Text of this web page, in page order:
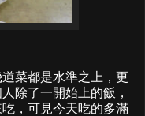
菜都是水準之上，更
除了一開始上的飯，
，可見今天吃的多滿